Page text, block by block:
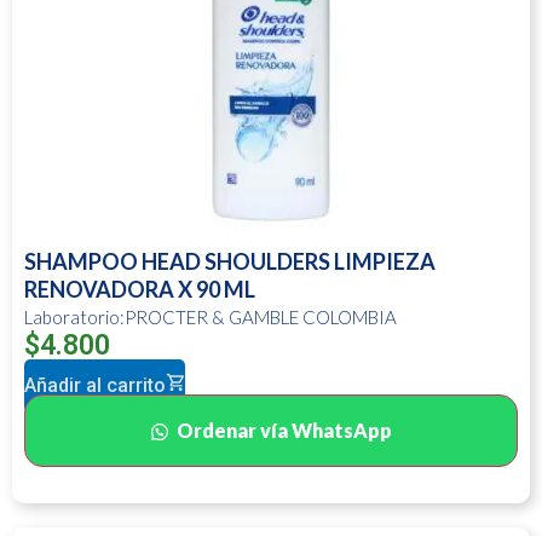
SHAMPOO HEAD SHOULDERS LIMPIEZA
RENOVADORA X 90 ML
Laboratorio:PROCTER & GAMBLE COLOMBIA
$4.800
Añadir al carrito
Ordenar vía WhatsApp